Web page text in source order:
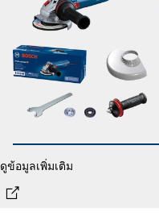
ดูข้อมูลเพิ่มเติม